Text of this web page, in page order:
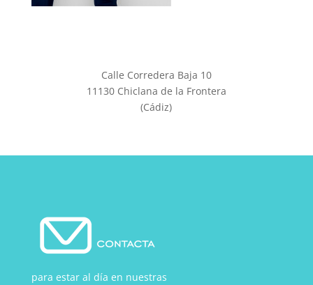
Calle Corredera Baja 10
11130 Chiclana de la Frontera
(Cádiz)
para estar al día en nuestras